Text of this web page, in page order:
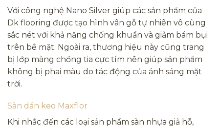
Với công nghệ Nano Silver giúp các sản phẩm của
Dk flooring được tạo hình vân gỗ tự nhiên vô cùng
sắc nét với khả năng chống khuẩn và giảm bám bụi
trên bề mặt. Ngoài ra, thương hiệu này cũng trang
bị lớp màng chống tia cực tím nên giúp sản phẩm
không bị phai màu do tác động của ánh sáng mặt
trời.
Sàn dán keo Maxflor
Khi nhắc đến các loại sản phẩm sàn nhựa giả hỗ,